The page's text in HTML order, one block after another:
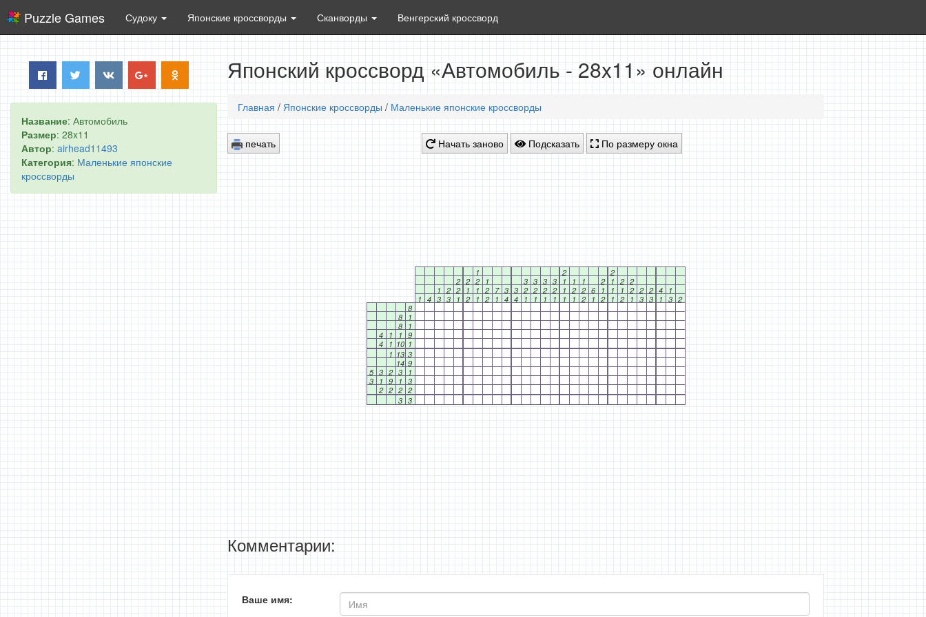
Puzzle Games Судоку Японские кроссворды Сканворды Венгерский кроссворд
Название: Автомобиль
Размер: 28x11
Автор: airhead11493
Категория: Маленькие японские
кроссворды
Японский кроссворд «Автомобиль - 28x11» онлайн
Главная / Японские кроссворды / Маленькие японские кроссворды
печать Начать заново Подсказать По размеру окна
1 2
2
2 2 2 1 3 3 3 3 1 1 1 2 1 2 2
1 2 2 1 1 2 7 3 3 2 2 2 2 1 2 2 6 1 1 1 2 2 2 4
1
1 4 3 3 1 2 1 2 1 4 4 1 1 1 1 1 1 2 1 2 1 2 1 3 3 1 3 2
8
8
1
8
1
4
1 1 9
4
1 10 1
1 13 3
14 9
5 3 2 3
1
3
1 9 1 3
2 2 2 2
3 3
Комментарии:
Ваше имя: